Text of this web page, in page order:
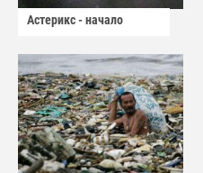
Астерикс - начало